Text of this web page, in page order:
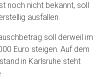
noch nicht bekannt, soll
ausfallen.
soll derweil im
Euro steigen. Auf dem
in Karlsruhe steht